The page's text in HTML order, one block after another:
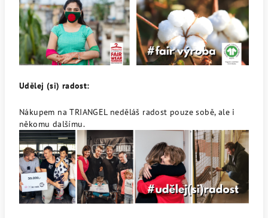
Udělej (si) radost:
Nákupem na TRIANGEL neděláš radost pouze sobě, ale i
někomu dalšímu.